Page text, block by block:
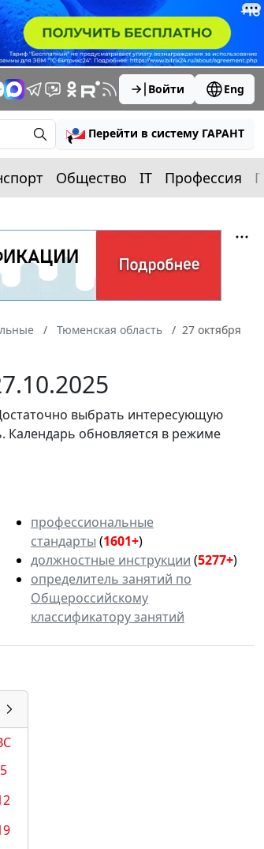
Войти Eng
Перейти в систему ГАРАНТ
Общество IT Профессия
Тюменская область
27 октября
выбрать интересующую
Календарь обновляется в режиме
профессиональные
стандарты (1601+)
должностные инструкции (5277+)
определитель занятий по
Общероссийскому
классификатору занятий
5